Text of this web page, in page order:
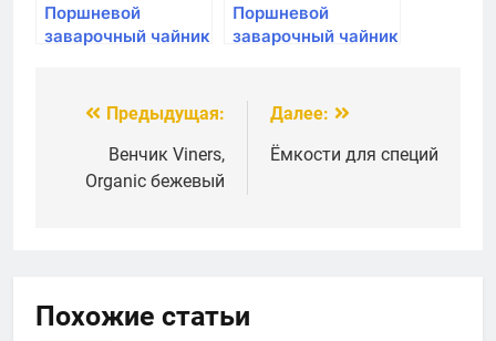
Поршневой
заварочный чайник
Поршневой
заварочный чайник
Навигация
записям
Предыдущая:
Венчик Viners,
Organic бежевый
Далее:
Ёмкости для специй
Похожие статьи